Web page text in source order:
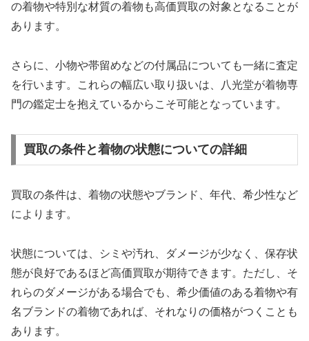
の着物や特別な材質の着物も高価買取の対象となることが
あります。
さらに、小物や帯留めなどの付属品についても一緒に査定
を行います。これらの幅広い取り扱いは、八光堂が着物専
門の鑑定士を抱えているからこそ可能となっています。
買取の条件と着物の状態についての詳細
買取の条件は、着物の状態やブランド、年代、希少性など
によります。
状態については、シミや汚れ、ダメージが少なく、保存状
態が良好であるほど高価買取が期待できます。ただし、そ
れらのダメージがある場合でも、希少価値のある着物や有
名ブランドの着物であれば、それなりの価格がつくことも
あります。